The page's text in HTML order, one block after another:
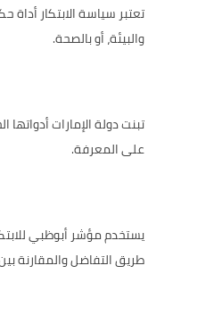
تعتبر سياسة الابتكار
والبيئة، أو بالصحة.
تبنت دولة الإمارات أدواتها
على المعرفة.
طريق التفاضل والمقارنة